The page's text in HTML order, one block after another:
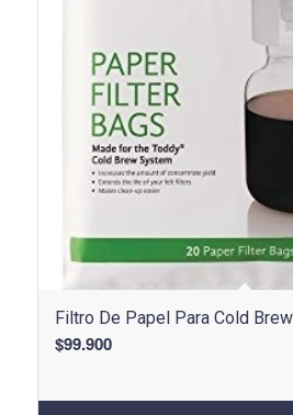
Filtro De Papel Para Cold
$99.900